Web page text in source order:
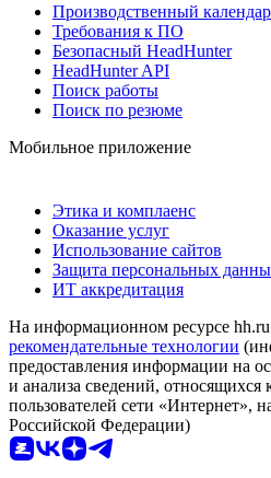
Производственный
Требования к ПО
Безопасный HeadHunter
HeadHunter API
Поиск работы
Поиск по резюме
Мобильное приложение
Этика и комплаенс
Оказание услуг
Использование сайтов
Защита персональных
ИТ аккредитация
На информационном ресурсе hh.ru
рекомендательные технологии
предоставления информации на
и анализа сведений, относящихся
пользователей сети «Интернет»,
Российской Федерации)